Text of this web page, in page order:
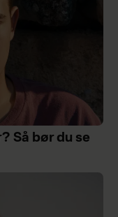
Så bør du se